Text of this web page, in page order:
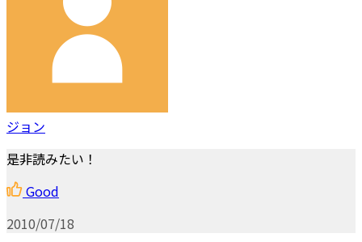
ジョン
是非読みたい！
Good
2010/07/18